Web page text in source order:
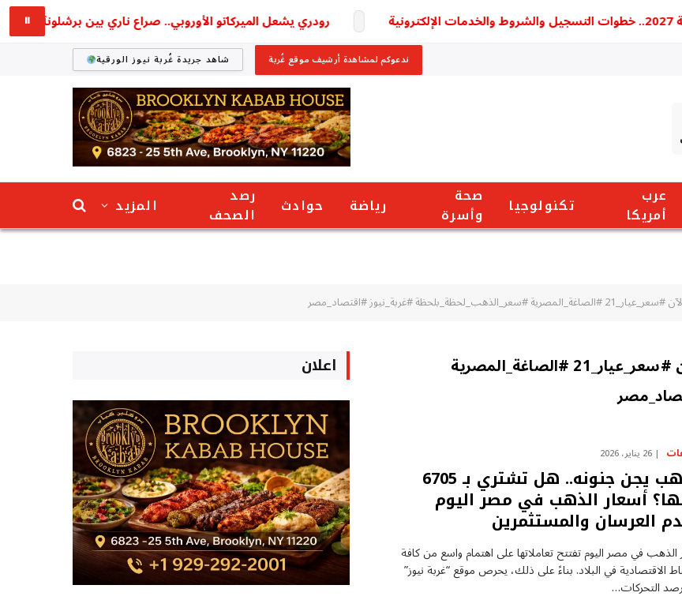
رودري يشعل الميركاتو الأوروبي.. صراع ناري بين برشلونة وريال
⏸
ندعوكم لمشاهدة أرشيف موقع غُربة شاهد جريدة غُربة نيوز الورقية
عرب
أمريكا
تكنولوجيا
صحة
وأسرة
رياضة حوادث
رصد
الصحف
المزيد
#غربة_نيوز #اقتصاد_مصر
#أسعار_الذهب_في_مصر_اليوم #الذهب_الآن #سعر_عيار_21 #الصاغة_المصرية
26 يناير، 2026
الذهب يجن جنونه.. هل تشتري بـ 6705
أسعار الذهب في مصر اليوم
العرسان والمستثمرين
الذهب في مصر اليوم تفتتح تعاملاتها على اهتمام واسع من كافة
الاقتصادية في البلاد. بناءً على ذلك، يحرص موقع “غربة نيوز”
التحركات…
اعلان